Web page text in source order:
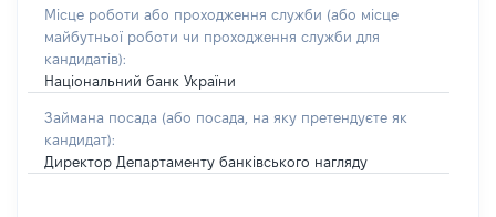
Місце роботи або проходження служби (або місце
майбутньої роботи чи проходження служби для
кандидатів):
Національний банк України
Займана посада (або посада, на яку претендуєте як
кандидат):
Директор Департаменту банківського нагляду